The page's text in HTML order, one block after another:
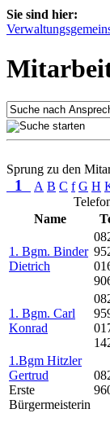
Sie sind hier:
Sprung zu den
1 A B C f G H
Name
1. Bgm. Binder
Dietrich
1. Bgm. Carl
Konrad
1.Bgm Hitzler
Gertrud
Erste
Bürgermeisterin